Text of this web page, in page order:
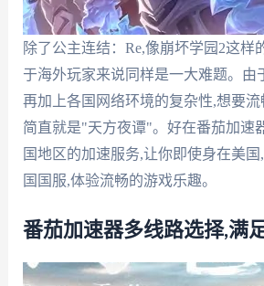
除了公主连结：Re,像崩坏学园2这样
于海外玩家来说同样是一大难题。由
再加上各国网络环境的复杂性,想要
简直就是"天方夜谭"。好在番茄加速
国地区的加速服务,让你即使身在美
国国服,体验流畅的游戏乐趣。
番茄加速器多线路选择,满